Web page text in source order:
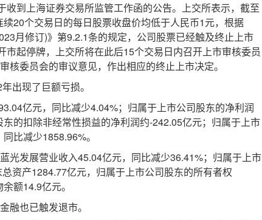
到上海证券交易所监管工作函的公告。上交所表示，截至
20个交易日的每日股票收盘价均低于人民币1元，根据
月修订)》第9.2.1条的规定，公司股票已经触及终止上市
市起停牌，上交所将在此后15个交易日内召开上市审核委员
核委员会的审议意见，作出相应的终止上市决定。
现了巨额亏损。
亿元，同比减少4.04%；归属于上市公司股东的净利润
的扣除非经常性损益的净利润约-242.05亿元；归属于上市
比减少1858.96%。
发展营业收入45.04亿元，同比减少36.41%；归属于上市
资产1284.77亿元，归属于上市公司股东的所有者权
额14.9亿元。
也已触发退市。